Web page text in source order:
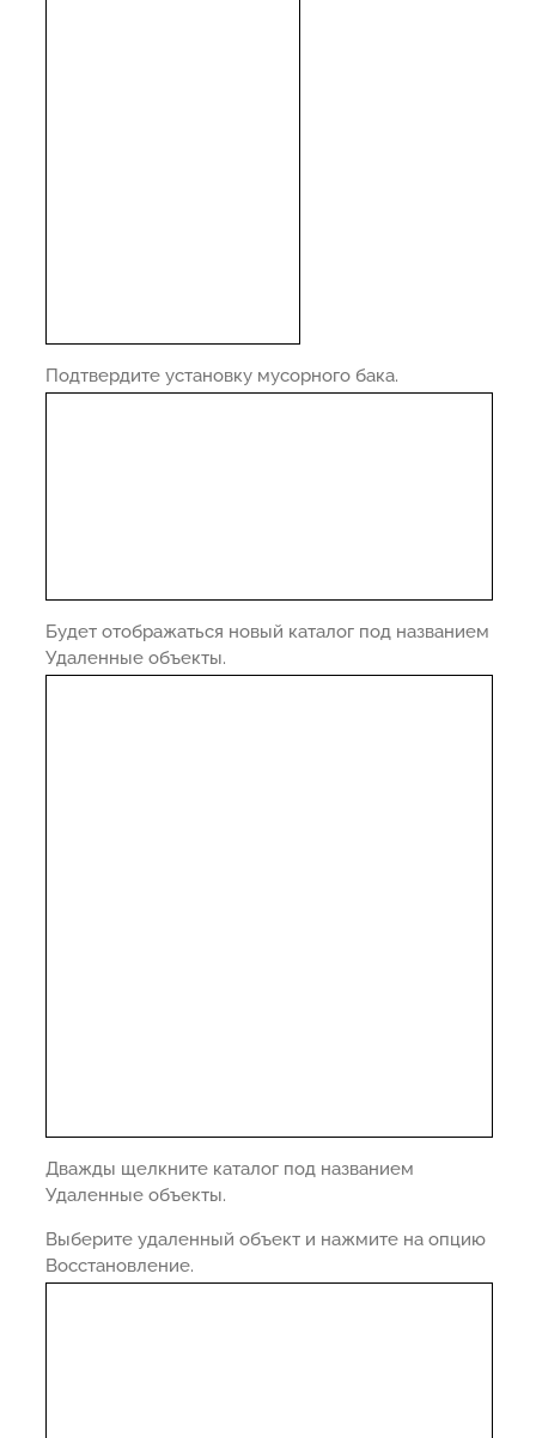
Подтвердите установку мусорного бака.
Будет отображаться новый каталог под названием
Удаленные объекты.
Дважды щелкните каталог под названием
Удаленные объекты.
Выберите удаленный объект и нажмите на опцию
Восстановление.